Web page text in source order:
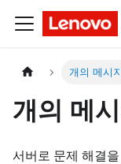
개의 메시지
개의 메
서버로 문제 해결